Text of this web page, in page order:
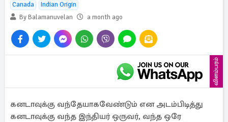
Canada
Indian Origin
By Balamanuvelan
a month ago
விளம்பரம்
கனடாவுக்கு வந்தேயாகவேண்டும் என அடம்பிடித்து
கனடாவுக்கு வந்த இந்தியர் ஒருவர், வந்த ஒரே